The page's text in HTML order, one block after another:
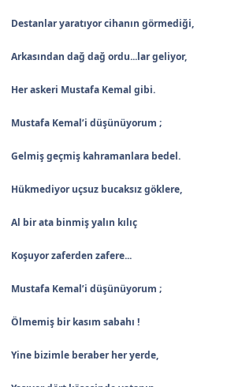
Destanlar yaratıyor cihanın görmediği,
Arkasından dağ dağ ordu...lar geliyor,
Her askeri Mustafa Kemal gibi.
Mustafa Kemal’i düşünüyorum ;
Gelmiş geçmiş kahramanlara bedel.
Hükmediyor uçsuz bucaksız göklere,
Al bir ata binmiş yalın kılıç
Koşuyor zaferden zafere...
Mustafa Kemal’i düşünüyorum ;
Ölmemiş bir kasım sabahı !
Yine bizimle beraber her yerde,